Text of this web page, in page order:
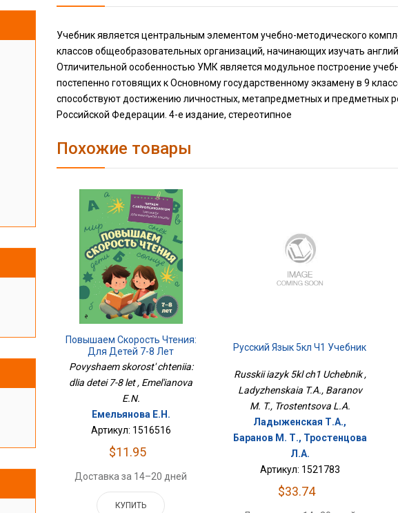
Учебник является центральным элементом учебно-методического
классов общеобразовательных организаций, начинающих изучать
Отличительной особенностью УМК является модульное построение
постепенно готовящих к Основному государственному экзамену в 9
способствуют достижению личностных, метапредметных и предметных
Российской Федерации. 4-е издание, стереотипное
Похожие товары
Повышаем Скорость Чтения:
Для Детей 7-8 Лет
Povyshaem skorost' chteniia:
dlia detei 7-8 let , Emel'ianova
E.N.
Емельянова Е.Н.
Артикул: 1516516
$11.95
Доставка за 14–20 дней
КУПИТЬ
Русский Язык 5кл Ч1 Учебник
Russkii iazyk 5kl ch1 Uchebnik ,
Ladyzhenskaia T.A., Baranov
M. T., Trostentsova L.A.
Ладыженская Т.А.,
Баранов М. Т., Тростенцова
Л.А.
Артикул: 1521783
$33.74